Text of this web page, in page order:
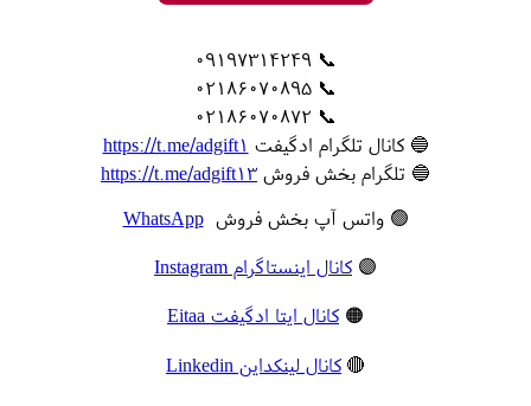
📞 09197314249
📞 02186070895
📞 02186070872
🔵 کانال تلگرام ادگیفت https://t.me/adgift1
🔵 تلگرام بخش فروش https://t.me/adgift13
🟢 واتس آپ بخش فروشWhatsApp
🟣 کانال اینستاگرام Instagram
🟠 کانال ایتا ادگیفت Eitaa
🔴 کانال لینکداین Linkedin